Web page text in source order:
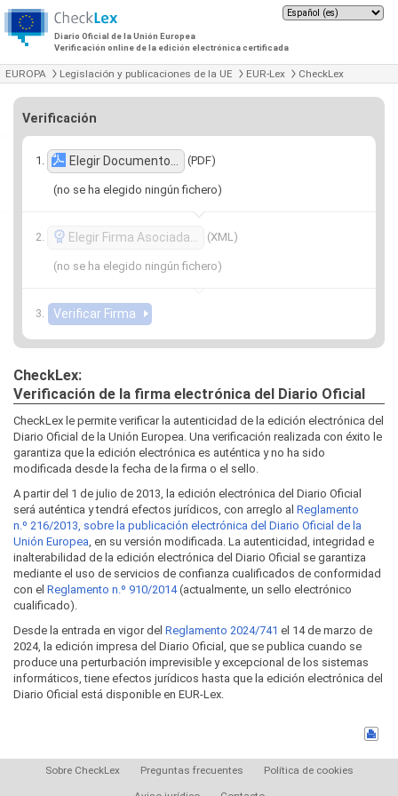
Diario Oficial de la Unión Europea
Verificación online de la edición electrónica certificada
EUROPA Legislación y publicaciones de la UE EUR-Lex CheckLex
Verificación
Elegir Documento… (PDF)
(no se ha elegido ningún fichero)
Elegir Firma Asociada… (XML)
(no se ha elegido ningún fichero)
CheckLex:
Verificación de la firma electrónica del Diario Oficial
CheckLex le permite verificar la autenticidad de la edición electrónica del
Diario Oficial de la Unión Europea. Una verificación realizada con éxito le
garantiza que la edición electrónica es auténtica y no ha sido
modificada desde la fecha de la firma o el sello.
A partir del 1 de julio de 2013, la edición electrónica del Diario Oficial
será auténtica y tendrá efectos jurídicos, con arreglo al Reglamento
n.º 216/2013, sobre la publicación electrónica del Diario Oficial de la
Unión Europea, en su versión modificada. La autenticidad, integridad e
inalterabilidad de la edición electrónica del Diario Oficial se garantiza
mediante el uso de servicios de confianza cualificados de conformidad
con el Reglamento n.º 910/2014(actualmente, un sello electrónico
cualificado).
Desde la entrada en vigor del Reglamento 2024/741 el 14 de marzo de
2024, la edición impresa del Diario Oficial, que se publica cuando se
produce una perturbación imprevisible y excepcional de los sistemas
informáticos, tiene efectos jurídicos hasta que la edición electrónica del
Diario Oficial está disponible en EUR-Lex.
Sobre CheckLex Preguntas frecuentes Política de cookies